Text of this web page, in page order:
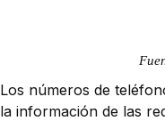
Los números de
la información de las